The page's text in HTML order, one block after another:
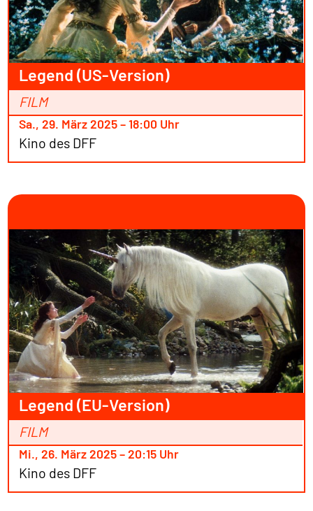
Legend (US-Version)
FILM
Sa., 29. März 2025 – 18:00 Uhr
Kino des DFF
Legend (EU-Version)
FILM
Mi., 26. März 2025 – 20:15 Uhr
Kino des DFF